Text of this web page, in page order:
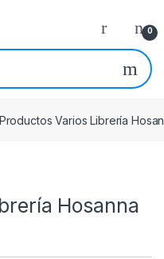
0
Productos Varios Librería
Hosanna